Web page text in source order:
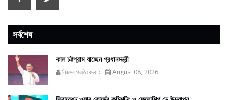
সর্বশেষ
কাল চট্টগ্রাম যাচ্ছেন প্রধানমন্ত্রী
নিজস্ব প্রতিবেদক : August 08, 2026